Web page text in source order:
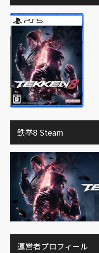
鉄拳8 Steam
運営者プロフィール